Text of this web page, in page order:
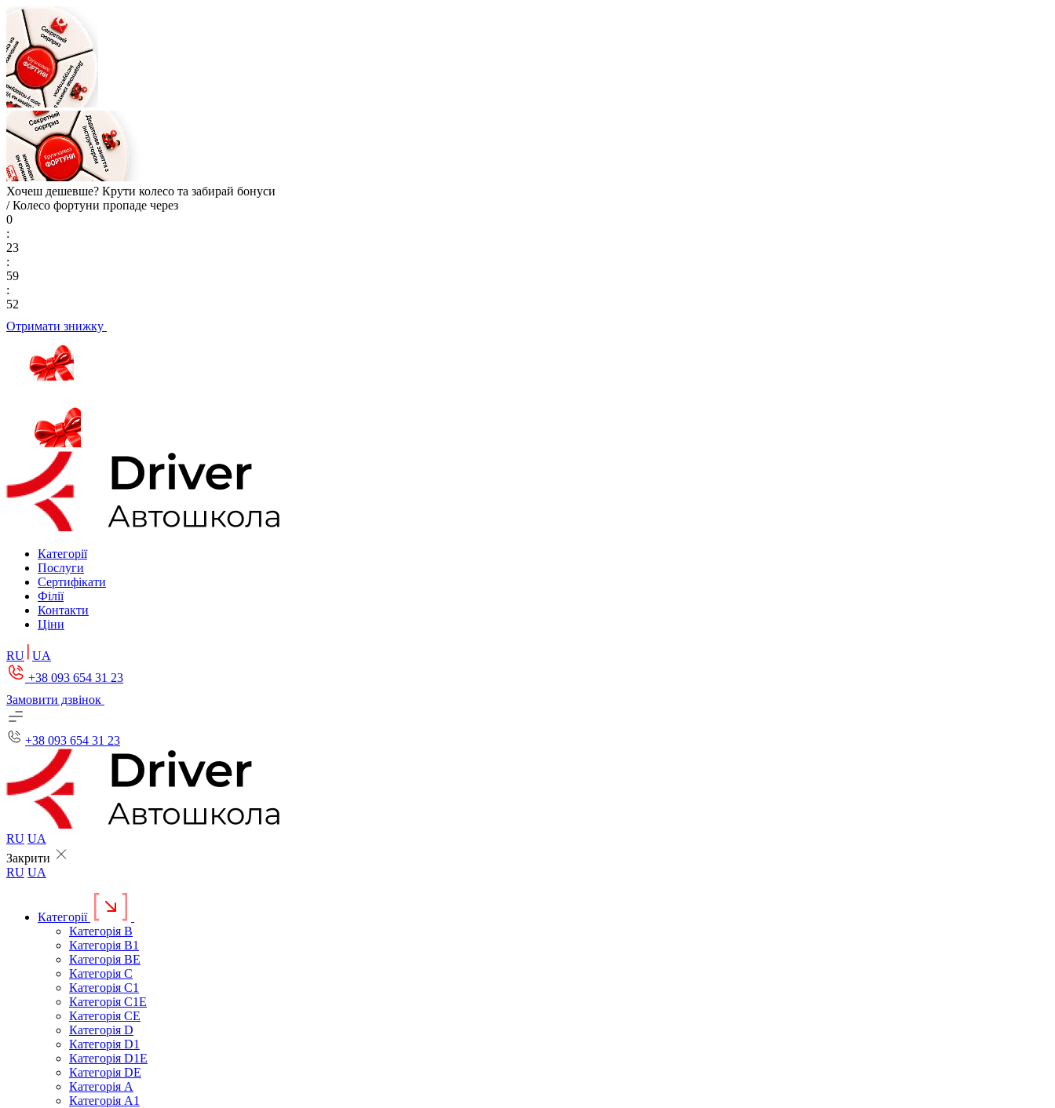
Хочеш дешевше? Крути колесо та забирай бонуси
/ Колесо фортуни пропаде через
0
:
23
:
59
:
51
Отримати знижку
Категорії
Послуги
Сертифікати
Філії
Контакти
Ціни
RU UA
+38 093 654 31 23
Замовити дзвінок
+38 093 654 31 23
RU UA
Закрити
RU UA
Категорії
Категорія B
Категорія B1
Категорія BE
Категорія C
Категорія C1
Категорія C1E
Категорія CE
Категорія D
Категорія D1
Категорія D1E
Категорія DE
Категорія А
Категорія А1